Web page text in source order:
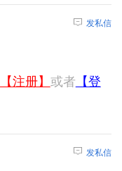
发私信
【注册】 或者 【登
发私信